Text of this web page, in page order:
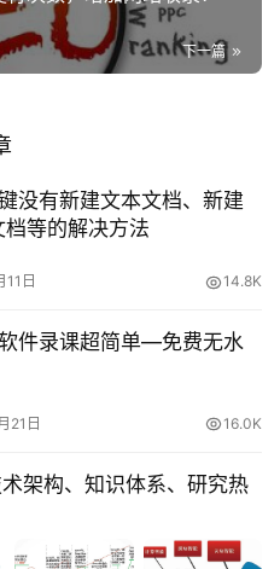
下一篇
没有新建文本文档、新建
等的解决方法
11日 14.8K
件录课超简单—免费无水
21日 16.0K
架构、知识体系、研究热